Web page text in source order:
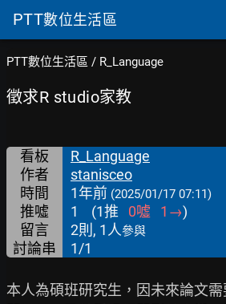
PTT數位生活區
PTT數位生活區 / R_Language
徵求R studio家教
看板
R_Language
作者
stanisceo
時間
1年前 (2025/01/17 07:11)
推噓 1 (1推 0噓 1 →)
留言
2則, 1人參與
討論串 1/1
本人為碩班研究生，因未來論文